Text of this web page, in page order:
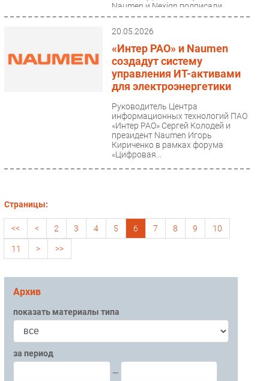
Naumen и Nexign подписали
соглашение о сотрудничестве....
20.05.2026
«Интер РАО» и Naumen
создадут систему
управления ИТ-активами
для электроэнергетики
Руководитель Центра
информационных технологий ПАО
«Интер РАО» Сергей Колодей и
президент Naumen Игорь
Кириченко в рамках форума
«Цифровая...
Страницы:
<< < 2 3 4 5 6 7 8 9 10
11 > >>
Архив
показать материалы типа
за период
—